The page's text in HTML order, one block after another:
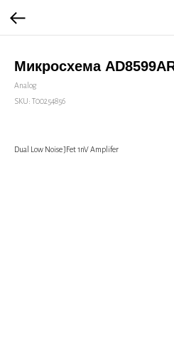
Микросхема
Analog
SKU: Т00254856
Dual Low Noise JFet 1nV Amplifer